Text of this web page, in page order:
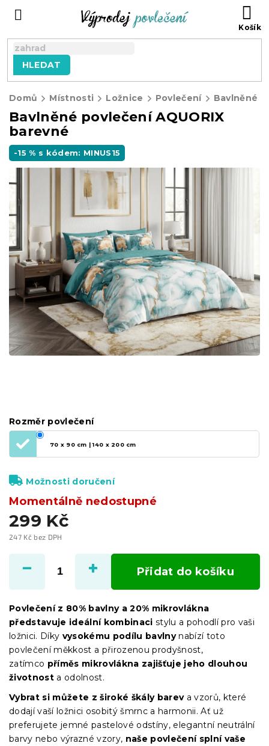
HLEDAT
Domů Místnosti Ložnice Povlečení Bavlněné
Bavlněné povlečení AQUORIX
barevné
-15 % s kódem: MINUS15
299 Kč
247 Kč bez DPH
cena:
Momentálně nedostupné
Rozměr povlečení
70 x 90 cm | 140 x 200 cm
Možnosti doručení
Přidat do košíku
Povlečení z 80% bavlny a 20% mikrovlákna
představuje ideální kombinaci stylu a pohodlí pro vaši
ložnici. Díky vysokému podílu bavlny nabízí toto
povlečení měkkost a přirozenou prodyšnost,
zatímco příměs mikrovlákna zajišťuje jeho dlouhou
životnost a odolnost.
Vybrat si můžete z široké škály bareva vzorů, které
dodají vaší ložnici osobitý šmrnc a harmonii. Ať už
preferujete jemné pastelové odstíny, elegantní neutrální
barvy nebo výrazné vzory, naše povlečení splní vaše